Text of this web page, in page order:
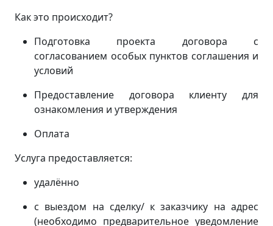
Как это происходит?
Подготовка проекта договора с
согласованием особых пунктов соглашения и
условий
Предоставление договора клиенту для
ознакомления и утверждения
Оплата
Услуга предоставляется:
удалённо
с выездом на сделку/ к заказчику на адрес
(необходимо предварительное уведомление